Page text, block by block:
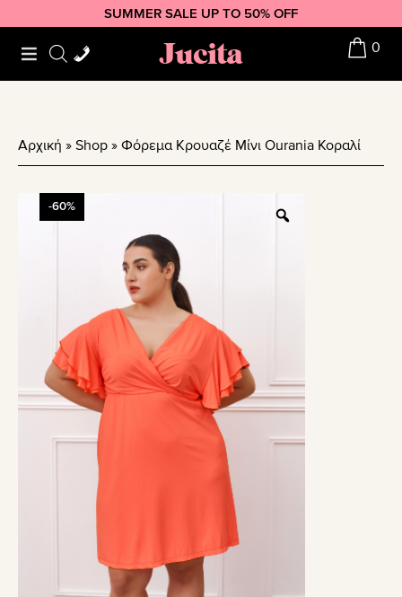
to
primary
to
main
to
footer
SUMMER SALE UP TO 50% OFF
Jucita 0
Αρχική » Shop » Φόρεμα Κρουαζέ Μίνι Ourania Κοραλί
-60%